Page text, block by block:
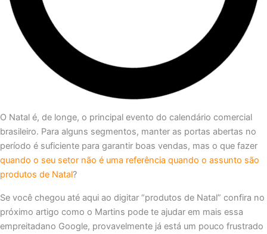
O Natal é, de longe, o principal evento do calendário comercial
brasileiro. Para alguns segmentos, manter as portas abertas no
período é suficiente para garantir boas vendas, mas o que fazer
quando o seu setor não é uma referência quando o assunto são
produtos de Natal?
Se você chegou até aqui ao digitar “produtos de Natal” confira no
próximo artigo como o Martins pode te ajudar em mais essa
empreitadano Google, provavelmente já está um pouco frustrado